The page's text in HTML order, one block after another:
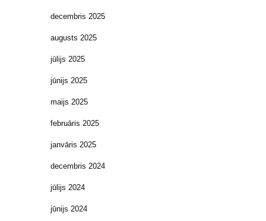
decembris 2025
augusts 2025
jūlijs 2025
jūnijs 2025
maijs 2025
februāris 2025
janvāris 2025
decembris 2024
jūlijs 2024
jūnijs 2024